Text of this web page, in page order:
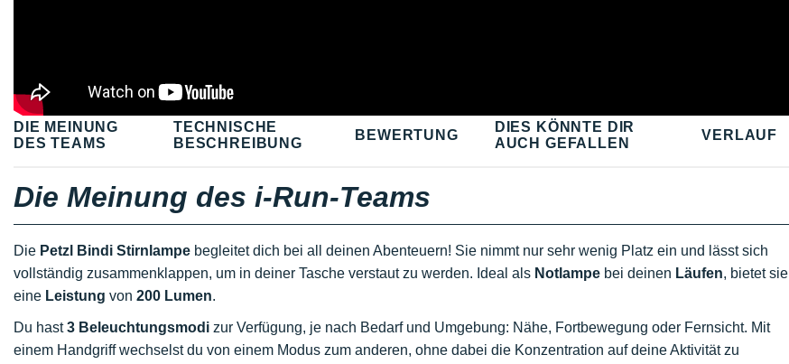
DIE MEINUNG
DES TEAMS
TECHNISCHE
BESCHREIBUNG
BEWERTUNG
DIES KÖNNTE DIR
AUCH GEFALLEN
VERLAUF
Die Meinung des i-Run-Teams
Die Petzl Bindi Stirnlampe begleitet dich bei all deinen Abenteuern! Sie nimmt nur sehr wenig Platz ein und lässt sich
vollständig zusammenklappen, um in deiner Tasche verstaut zu werden. Ideal als Notlampe bei deinen Läufen, bietet sie
eine Leistung von 200 Lumen.
Du hast3 Beleuchtungsmodi zur Verfügung, je nach Bedarf und Umgebung: Nähe, Fortbewegung oder Fernsicht. Mit
einem Handgriff wechselst du von einem Modus zum anderen, ohne dabei die Konzentration auf deine Aktivität zu